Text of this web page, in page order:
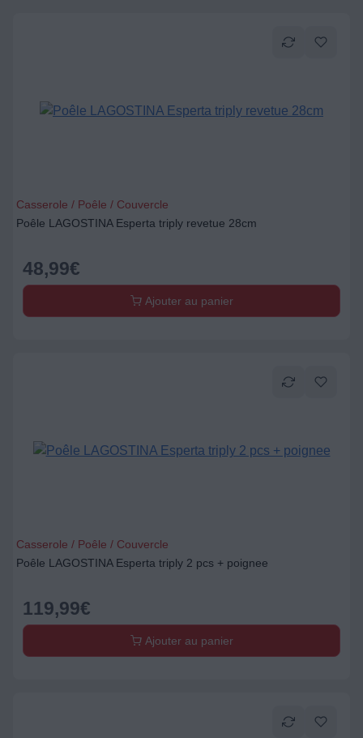
Casserole / Poêle / Couvercle
Poêle LAGOSTINA Esperta triply revetue 28cm
48,99€
Ajouter au panier
Casserole / Poêle / Couvercle
Poêle LAGOSTINA Esperta triply 2 pcs + poignee
119,99€
Ajouter au panier